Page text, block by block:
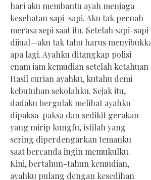
hari aku membantu ayah menjaga
kesehatan sapi-sapi. Aku tak pernah
merasa sepi saat itu. Setelah sapi-sapi
dijual—aku tak tahu harus
apa lagi. Ayahku ditangkap polisi
enam jam kemudian setelah
Hasil curian ayahku, kutahu demi
kebutuhan sekolahku. Sejak itu,
dadaku bergolak melihat ayahku
dipaksa-paksa dan sedikit gerakan
yang mirip kungfu, istilah yang
sering diperdengarkan temanku
saat bercanda ingin memukulku.
Kini, bertahun-tahun kemudian,
ayahku pulang dengan kesedihan